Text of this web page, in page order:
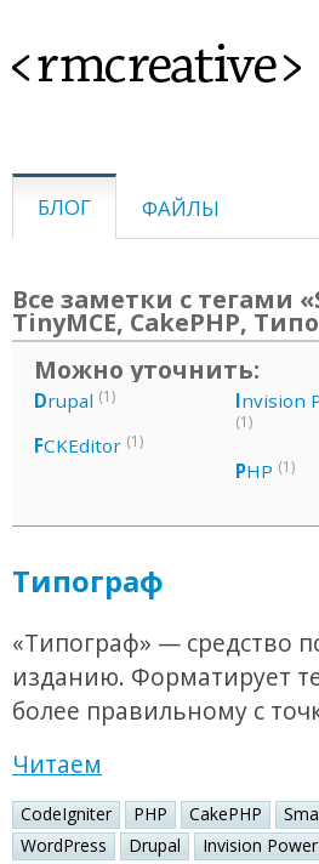
<rmcreative>
БЛОГ ФАЙЛЫ
Все заметки с тегами
TinyMCE, CakePHP,
Можно уточнить:
Drupal (1)
FCKEditor (1)
Invision
(1)
PHP (1)
Типограф
«Типограф» — средство
изданию. Форматирует
более правильному с
Читаем
CodeIgniter PHP CakePHP
WordPress
Drupal Invision